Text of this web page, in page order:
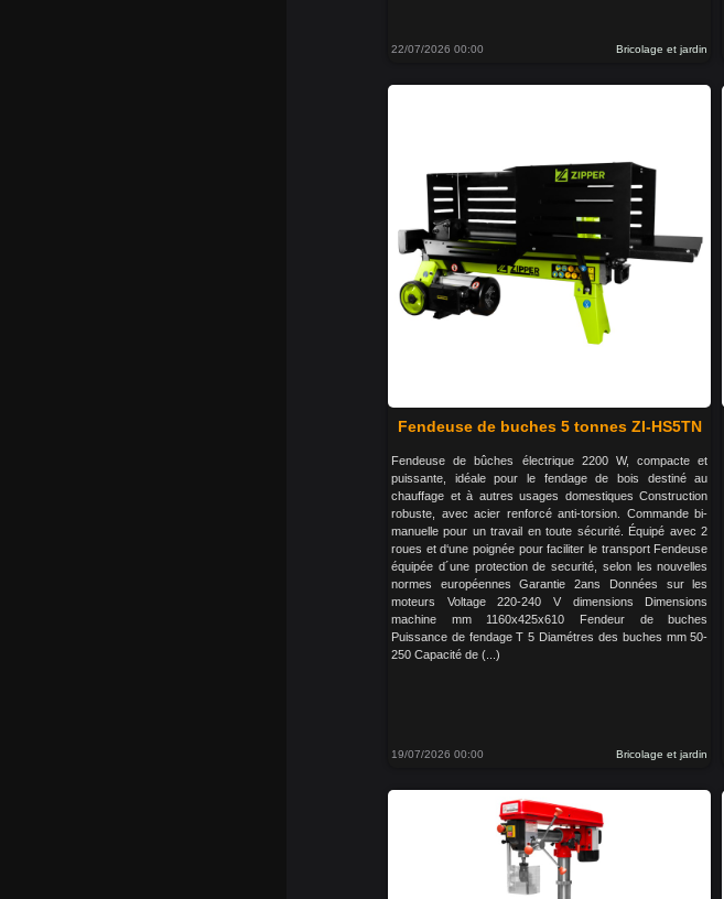
22/07/2026 00:00 Bricolage et jardin
Fendeuse de buches 5 tonnes ZI-HS5TN
Fendeuse de bûches électrique 2200 W, compacte et
puissante, idéale pour le fendage de bois destiné au
chauffage et à autres usages domestiques Construction
robuste, avec acier renforcé anti-torsion. Commande bi-
manuelle pour un travail en toute sécurité. Équipé avec 2
roues et d‘une poignée pour faciliter le transport Fendeuse
équipée d´une protection de securité, selon les nouvelles
normes européennes Garantie 2ans Données sur les
moteurs Voltage 220-240 V dimensions Dimensions
machine mm 1160x425x610 Fendeur de buches
Puissance de fendage T 5 Diamétres des buches mm 50-
250 Capacité de (...)
19/07/2026 00:00 Bricolage et jardin